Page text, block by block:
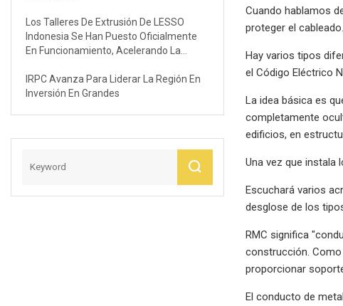
Los Talleres De Extrusión De LESSO
Indonesia Se Han Puesto Oficialmente
En Funcionamiento, Acelerando La
IRPC Avanza Para Liderar La Región En
Inversión En Grandes
Cuando hablamos
proteger el cableado.
Hay varios tipos
el Código Eléctrico
La idea básica es
completamente
edificios, en
Una vez que instala
Escuchará varios
desglose de los
RMC significa
construcción.
proporcionar
El conducto de